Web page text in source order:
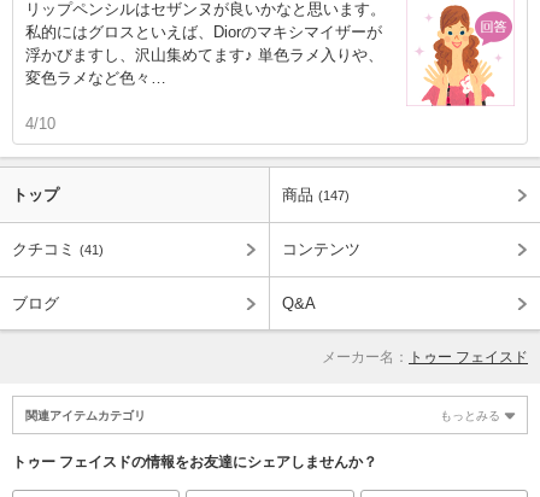
リップペンシルはセザンヌが良いかなと思います。
私的にはグロスといえば、Diorのマキシマイザーが
浮かびますし、沢山集めてます♪ 単色ラメ入りや、
変色ラメなど色々…
4/10
トップ 商品 (147)
クチコミ (41) コンテンツ
ブログ Q&A
メーカー名： トゥー フェイスド
関連アイテムカテゴリ もっとみる
トゥー フェイスドの情報をお友達にシェアしませんか？